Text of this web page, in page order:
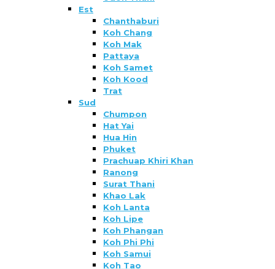
Est
Chanthaburi
Koh Chang
Koh Mak
Pattaya
Koh Samet
Koh Kood
Trat
Sud
Chumpon
Hat Yai
Hua Hin
Phuket
Prachuap Khiri Khan
Ranong
Surat Thani
Khao Lak
Koh Lanta
Koh Lipe
Koh Phangan
Koh Phi Phi
Koh Samui
Koh Tao